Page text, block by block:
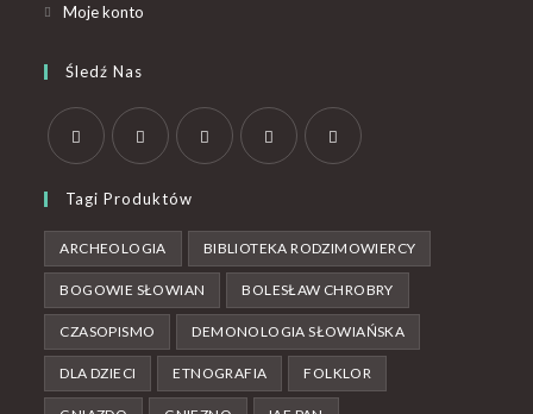
Moje konto
Śledź Nas
Tagi Produktów
ARCHEOLOGIA BIBLIOTEKA RODZIMOWIERCY
BOGOWIE SŁOWIAN BOLESŁAW CHROBRY
CZASOPISMO DEMONOLOGIA SŁOWIAŃSKA
DLA DZIECI ETNOGRAFIA FOLKLOR